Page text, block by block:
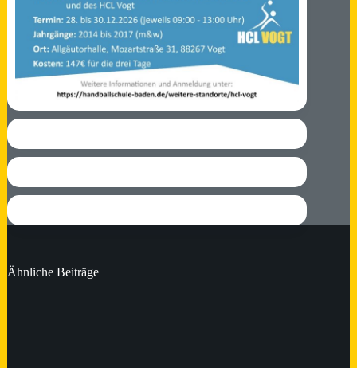
Ähnliche Beiträge